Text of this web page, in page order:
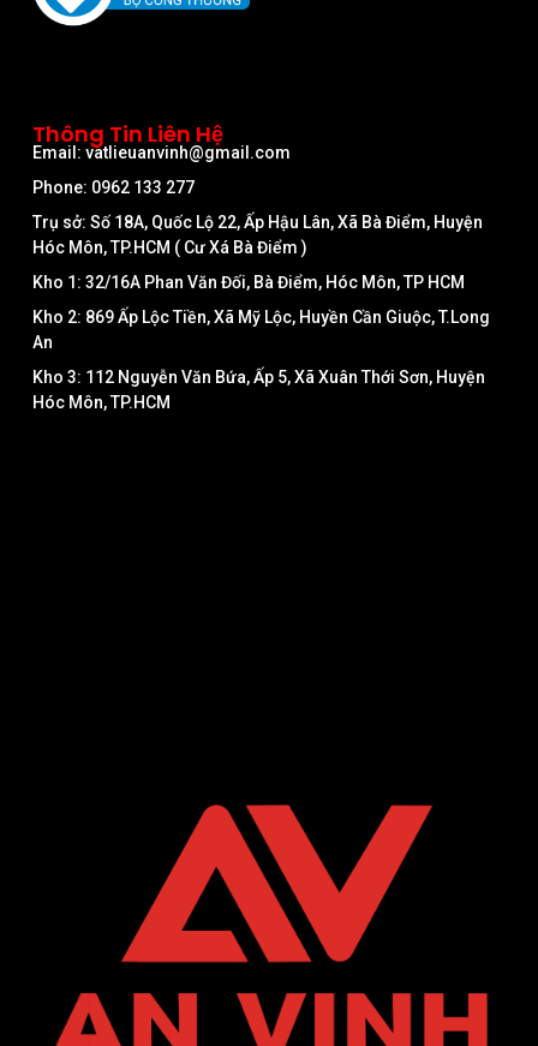
Thông Tin Liên Hệ
Email: vatlieuanvinh@gmail.com
Phone: 0962 133 277
Trụ sở: Số 18A, Quốc Lộ 22, Ấp Hậu Lân, Xã Bà Điểm, Huyện
Hóc Môn, TP.HCM ( Cư Xá Bà Điểm )
Kho 1: 32/16A Phan Văn Đối, Bà Điểm, Hóc Môn, TP HCM
Kho 2: 869 Ấp Lộc Tiền, Xã Mỹ Lộc, Huyền Cần Giuộc, T.Long
An
Kho 3: 112 Nguyễn Văn Bứa, Ấp 5, Xã Xuân Thới Sơn, Huyện
Hóc Môn, TP.HCM